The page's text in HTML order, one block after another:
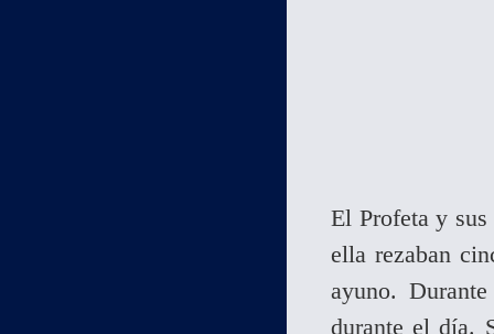
El Profeta y
ella rezaban
ayuno.
durante el día.